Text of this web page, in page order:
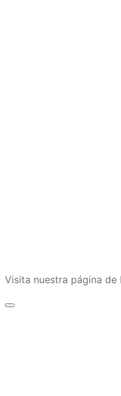
Visita nuestra página